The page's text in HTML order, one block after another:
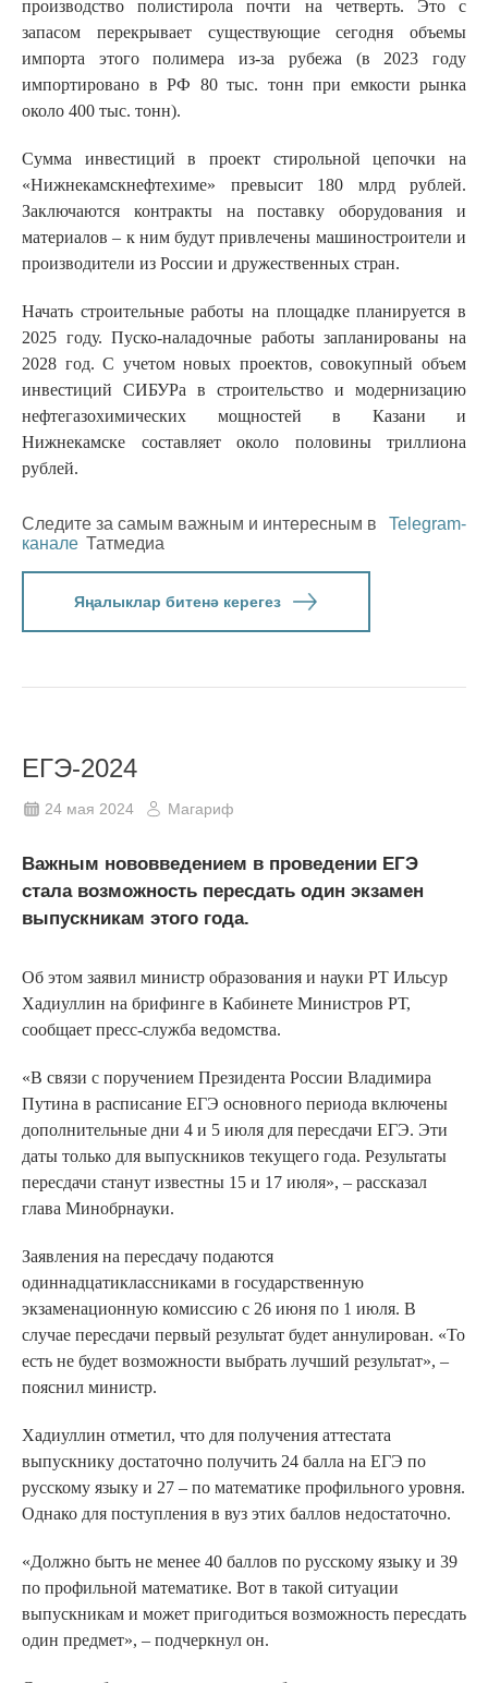
производство полистирола почти на четверть. Это с
запасом перекрывает существующие сегодня объемы
импорта этого полимера из-за рубежа (в 2023 году
импортировано в РФ 80 тыс. тонн при емкости рынка
около 400 тыс. тонн).
Сумма инвестиций в проект стирольной цепочки на
«Нижнекамскнефтехиме» превысит 180 млрд рублей.
Заключаются контракты на поставку оборудования и
материалов – к ним будут привлечены машиностроители и
производители из России и дружественных стран.
Начать строительные работы на площадке планируется в
2025 году. Пуско-наладочные работы запланированы на
2028 год. С учетом новых проектов, совокупный объем
инвестиций СИБУРа в строительство и модернизацию
нефтегазохимических мощностей в Казани и
Нижнекамске составляет около половины триллиона
рублей.
Следите за самым важным и интересным в
Telegram-
канале Татмедиа
Яңалыклар битенә керегез
ЕГЭ-2024
24 мая 2024 Магариф
Важным нововведением в проведении ЕГЭ
стала возможность пересдать один экзамен
выпускникам этого года.
Об этом заявил министр образования и науки РТ Ильсур
Хадиуллин на брифинге в Кабинете Министров РТ,
сообщает пресс-служба ведомства.
«В связи с поручением Президента России Владимира
Путина в расписание ЕГЭ основного периода включены
дополнительные дни 4 и 5 июля для пересдачи ЕГЭ. Эти
даты только для выпускников текущего года. Результаты
пересдачи станут известны 15 и 17 июля», – рассказал
глава Минобрнауки.
Заявления на пересдачу подаются
одиннадцатиклассниками в государственную
экзаменационную комиссию с 26 июня по 1 июля. В
случае пересдачи первый результат будет аннулирован. «То
есть не будет возможности выбрать лучший результат», –
пояснил министр.
Хадиуллин отметил, что для получения аттестата
выпускнику достаточно получить 24 балла на ЕГЭ по
русскому языку и 27 – по математике профильного уровня.
Однако для поступления в вуз этих баллов недостаточно.
«Должно быть не менее 40 баллов по русскому языку и 39
по профильной математике. Вот в такой ситуации
выпускникам и может пригодиться возможность пересдать
один предмет», – подчеркнул он.